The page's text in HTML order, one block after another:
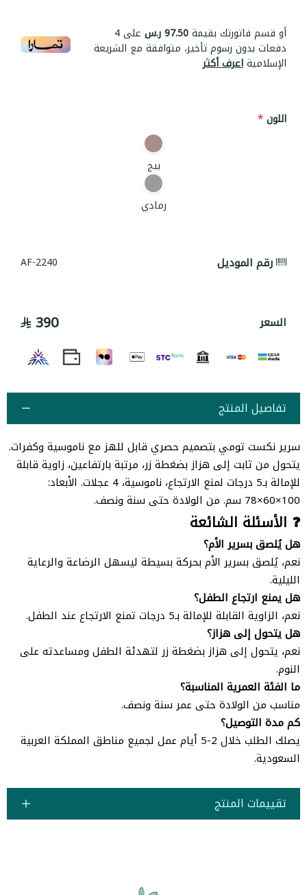
أو قسم فاتورتك بقيمة97.50 ر.س على4
دفعات بدون رسوم تأخير، متوافقة مع الشريعة
الإسلاميةاعرف أكثر
اللون*
بيج
رمادي
رقم الموديل AF-2240
السعر 390
تفاصيل المنتج
سرير نكست تومي بتصميم حصري قابل للهز مع ناموسية وكفرات.
يتحول من ثابت إلى هزاز بضغطة زر، مرتبة بارتفاعين، زاوية قابلة
للإمالة بـ5 درجات لمنع الارتجاع، ناموسية، 4 عجلات. الأبعاد:
100×60×78 سم. من الولادة حتى سنة ونصف.
❓ الأسئلة الشائعة
هل يُلصق بسرير الأم؟
نعم، يُلصق بسرير الأم بحركة بسيطة ليسهل الرضاعة والرعاية
الليلية.
هل يمنع ارتجاع الطفل؟
نعم، الزاوية القابلة للإمالة بـ5 درجات تمنع الارتجاع عند الطفل.
هل يتحول إلى هزاز؟
نعم، يتحول إلى هزاز بضغطة زر لتهدئة الطفل ومساعدته على
النوم.
ما الفئة العمرية المناسبة؟
مناسب من الولادة حتى عمر سنة ونصف.
كم مدة التوصيل؟
يصلك الطلب خلال 2-5 أيام عمل لجميع مناطق المملكة العربية
السعودية.
تقييمات المنتج